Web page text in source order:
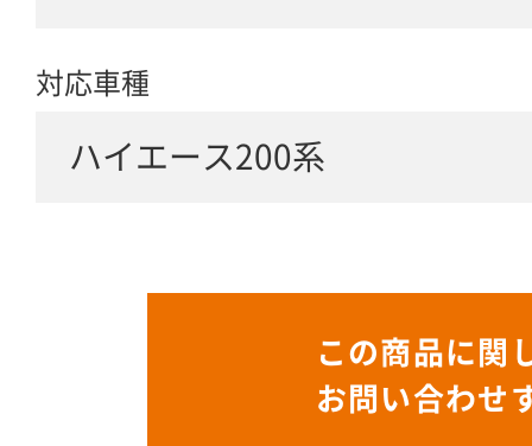
対応車種
ハイエース200系
この商品に関
お問い合わせ